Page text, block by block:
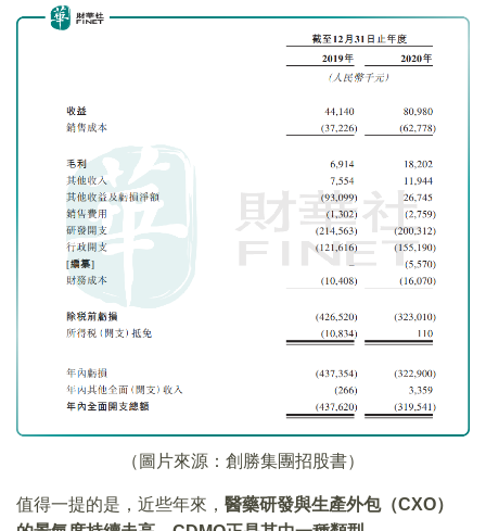
（圖片來源：創勝集團招股書）
值得一提的是，近些年來， 醫藥研發與生產外包（CXO）